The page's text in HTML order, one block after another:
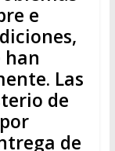
e
han
Las
de
de